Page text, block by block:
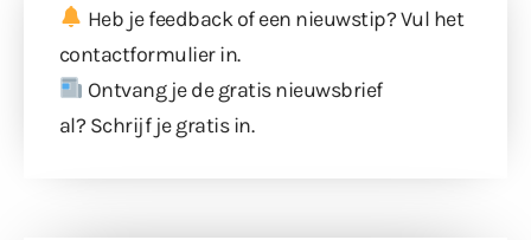
Heb je feedback of een nieuwstip? Vul het
contactformulierin.
Ontvang je de gratis nieuwsbrief
al? Schrijf je gratis in.